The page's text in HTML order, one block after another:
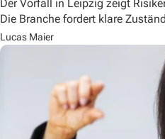
Der Vorfall in Leipzig zeigt
Die Branche fordert klare
Lucas Maier